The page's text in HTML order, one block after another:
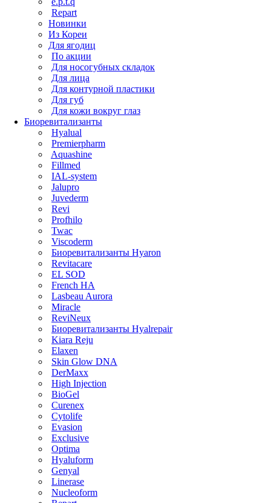
Repart
Новинки
Из Кореи
Для ягодиц
По акции
Для носогубных складок
Для лица
Для контурной пластики
Для губ
Для кожи вокруг глаз
Биоревитализанты
Hyalual
Premierpharm
Aquashine
Fillmed
IAL-system
Jalupro
Juvederm
Revi
Profhilo
Twac
Viscoderm
Биоревитализанты Hyaron
Revitacare
EL SOD
French HA
Lasbeau Aurora
Miracle
ReviNeux
Биоревитализанты Hyalrepair
Kiara Reju
Elaxen
Skin Glow DNA
DerMaxx
High Injection
BioGel
Curenex
Cytolife
Evasion
Exclusive
Optima
Hyaluform
Genyal
Linerase
Nucleoform